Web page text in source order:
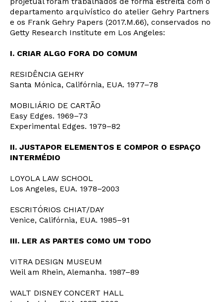
departamento arquivístico do atelier Gehry Partners
e os Frank Gehry Papers (2017.M.66), conservados no
Getty Research Institute em Los Angeles:
I. CRIAR ALGO FORA DO COMUM
RESIDÊNCIA GEHRY
Santa Mónica, Califórnia, EUA. 1977–78
MOBILIÁRIO DE CARTÃO
Easy Edges. 1969–73
Experimental Edges. 1979–82
II. JUSTAPOR ELEMENTOS E COMPOR O ESPAÇO
INTERMÉDIO
LOYOLA LAW SCHOOL
Los Angeles, EUA. 1978–2003
ESCRITÓRIOS CHIAT/DAY
Venice, Califórnia, EUA. 1985–91
III. LER AS PARTES COMO UM TODO
VITRA DESIGN MUSEUM
Weil am Rhein, Alemanha. 1987–89
WALT DISNEY CONCERT HALL